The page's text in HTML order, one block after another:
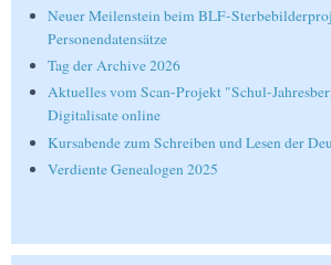
Neuer Meilenstein beim BLF-
Personendatensätze
Tag der Archive 2026
Aktuelles vom Scan-Projekt "Schul-
Digitalisate online
Kursabende zum Schreiben und Lesen der
Verdiente Genealogen 2025